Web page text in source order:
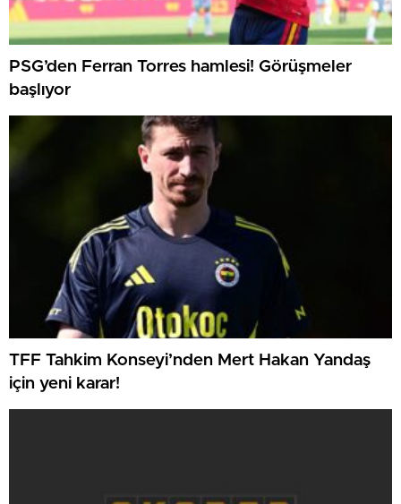
PSG’den Ferran Torres hamlesi! Görüşmeler
başlıyor
TFF Tahkim Konseyi’nden Mert Hakan Yandaş
için yeni karar!